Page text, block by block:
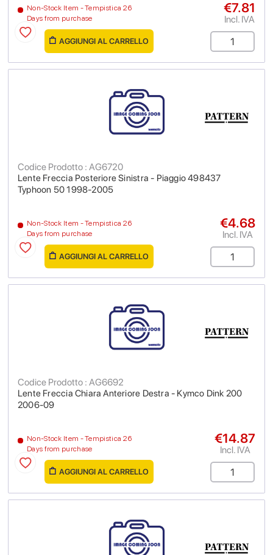
Non-Stock Item - Tempistica 26
Days from purchase
€7.81
Incl. IVA
AGGIUNGI AL CARRELLO
Lente Freccia Posteriore Sinistra - Piaggio 498437
Typhoon 50 1998-2005
Codice Prodotto : AG6720
Non-Stock Item - Tempistica 26
Days from purchase
€4.68
Incl. IVA
AGGIUNGI AL CARRELLO
Lente Freccia Chiara Anteriore Destra - Kymco Dink 200
2006-09
Codice Prodotto : AG6692
Non-Stock Item - Tempistica 26
Days from purchase
€14.87
Incl. IVA
AGGIUNGI AL CARRELLO